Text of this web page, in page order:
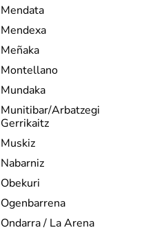
Mendata
Mendexa
Meñaka
Montellano
Mundaka
Munitibar/Arbatzegi
Gerrikaitz
Muskiz
Nabarniz
Obekuri
Ogenbarrena
Ondarra / La Arena